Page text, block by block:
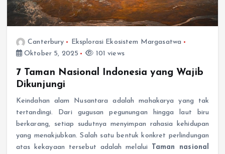
Canterbury
Eksplorasi Ekosistem Margasatwa
Oktober 5, 2025
101 views
7 Taman Nasional Indonesia yang Wajib
Dikunjungi
Keindahan alam Nusantara adalah mahakarya yang tak
tertandingi. Dari gugusan pegunungan hingga laut biru
berkarang, setiap sudutnya menyimpan rahasia kehidupan
yang menakjubkan. Salah satu bentuk konkret perlindungan
atas kekayaan tersebut adalah melalui
Taman nasional